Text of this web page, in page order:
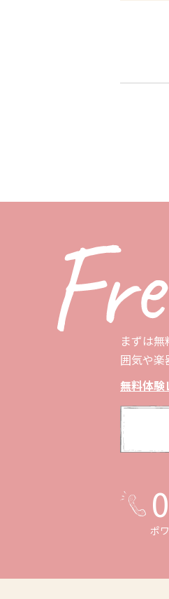
まずは
囲気や楽
無料体験
ポ